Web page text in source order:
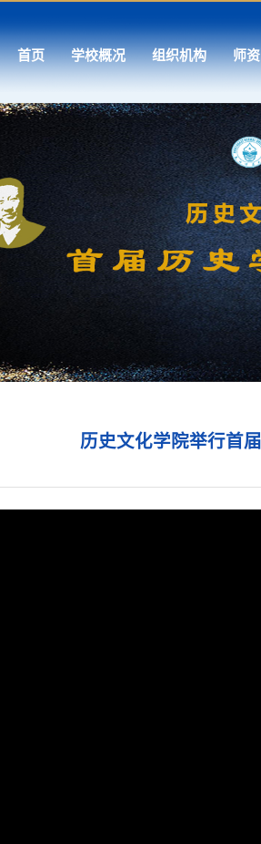
首页 学校概况 组织机构 师
历史文化学院举行首